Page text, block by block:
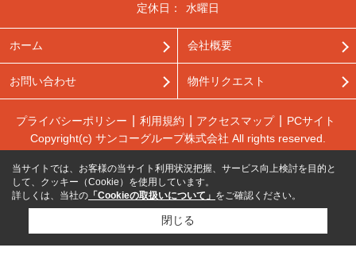
定休日：
水曜日
ホーム 会社概要
お問い合わせ 物件リクエスト
プライバシーポリシー 利用規約 アクセスマップ
PCサイト
Copyright(c) サンコーグループ株式会社 All rights reserved.
当サイトでは、お客様の当サイト利用状況把握、サービス向上検討を目的と
して、クッキー（Cookie）を使用しています。
詳しくは、当社の 「Cookieの取扱いについて」 をご確認ください。
閉じる